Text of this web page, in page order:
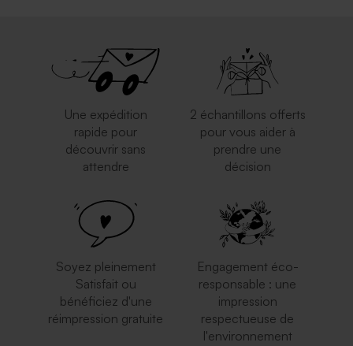
Une expédition
rapide pour
découvrir sans
attendre
2 échantillons offerts
pour vous aider à
prendre une
décision
Soyez pleinement
Satisfait ou
bénéficiez d'une
réimpression gratuite
Engagement éco-
responsable : une
impression
respectueuse de
l'environnement